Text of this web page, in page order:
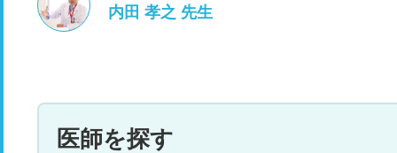
内田 孝之 先生
医師を探す